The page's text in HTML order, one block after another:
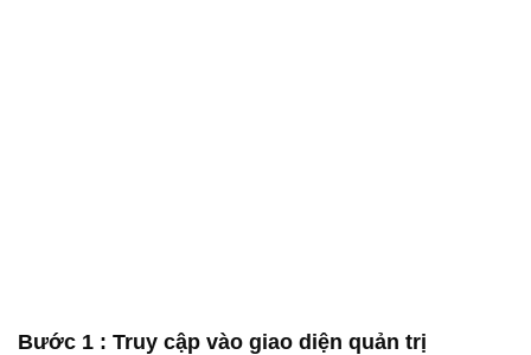
Bước 1 : Truy cập vào giao diện quản trị